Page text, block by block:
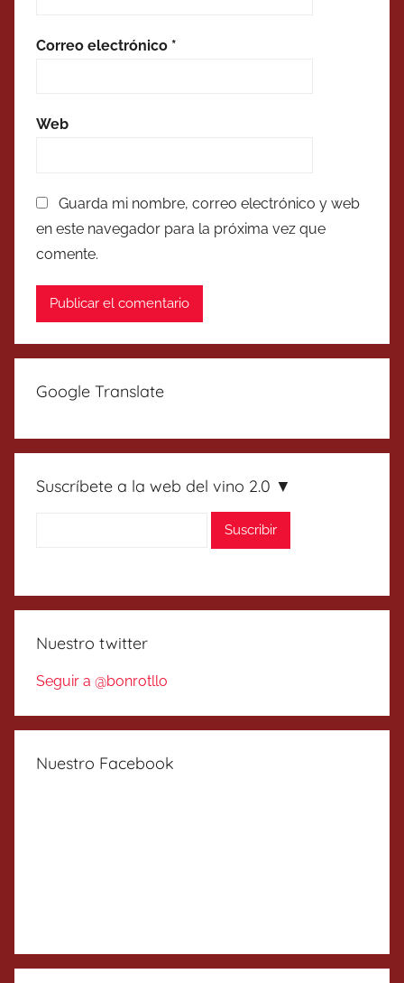
Correo electrónico *
Web
Guarda mi nombre, correo electrónico y web
en este navegador para la próxima vez que
comente.
Google Translate
Suscríbete a la web del vino 2.0 ▼
Nuestro twitter
Seguir a @bonrotllo
Nuestro Facebook